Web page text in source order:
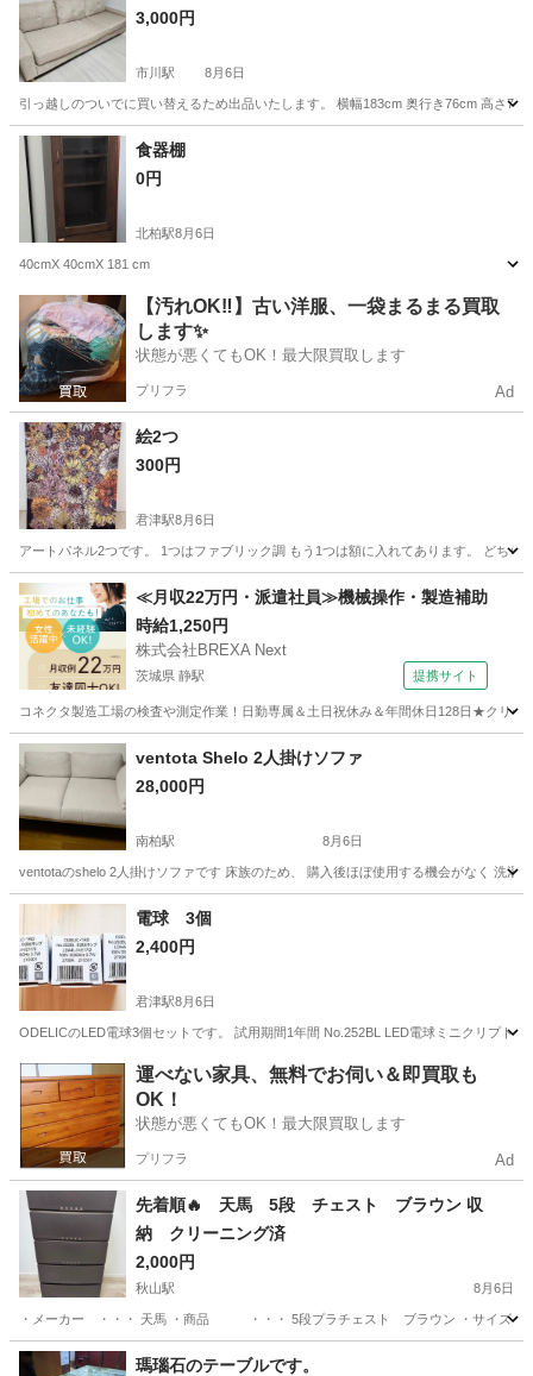
3,000円
市川駅 8月6日
引っ越しのついでに買い替えるため出品いたします。 横幅183cm 奥行き76cm 高さ
千葉 市川市 市川駅
食器棚
0円
北柏駅8月6日
40cmX 40cmX 181 cm
千葉 我孫子市 北柏駅 収納家具 食器棚
【汚れOK‼️】古い洋服、一袋まるまる買取
します✨
状態が悪くてもOK！最大限買取します
プリフラ Ad
絵2つ
300円
君津駅8月6日
アートパネル2つです。 1つはファブリック調 もう1つは額に入れてあります。 どちら
千葉 木更津市 君津駅 インテリア雑貨/小物
≪月収22万円・派遣社員≫機械操作・製造補助
時給1,250円
株式会社BREXA Next
茨城県 静駅 提携サイト
コネクタ製造工場の検査や測定作業！日勤専属＆土日祝休み＆年間休日128日★クリ
茨城 常陸大宮市 その他
ventota Shelo 2人掛けソファ
28,000円
南柏駅 8月6日
ventotaのshelo 2人掛けソファです 床族のため、 購入後ほぼ使用する機会がなく 洗
千葉 柏市 南柏駅 ソファ
電球 3個
2,400円
君津駅8月6日
ODELICのLED電球3個セットです。 試用期間1年間 No.252BL LED電球ミニクリプト
千葉 木更津市 君津駅 照明器具
運べない家具、無料でお伺い＆即買取も
OK！
状態が悪くてもOK！最大限買取します
プリフラ Ad
先着順🔥 天馬 5段 チェスト ブラウン 収
納 クリーニング済
2,000円
秋山駅 8月6日
・メーカー ・・・ 天馬 ・商品 ・・・ 5段プラチェスト ブラウン ・サイズ ・
千葉 市川市 秋山駅 収納家具
瑪瑙石のテーブルです。